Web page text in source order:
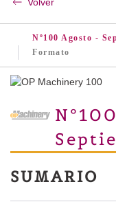
Nº100 Agosto -
Formato
SUMARIO